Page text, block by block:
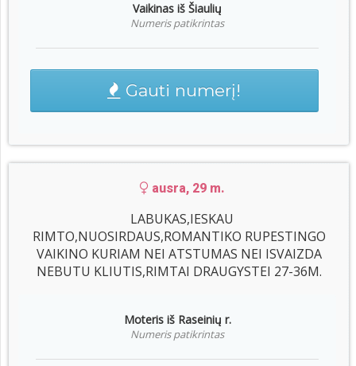
Vaikinas iš Šiaulių
Numeris patikrintas
Gauti numerį!
ausra, 29 m.
LABUKAS,IESKAU
RIMTO,NUOSIRDAUS,ROMANTIKO RUPESTINGO
VAIKINO KURIAM NEI ATSTUMAS NEI ISVAIZDA
NEBUTU KLIUTIS,RIMTAI DRAUGYSTEI 27-36M.
Moteris iš Raseinių r.
Numeris patikrintas